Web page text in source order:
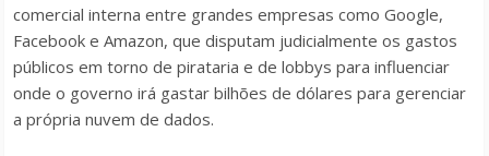
comercial interna entre grandes empresas como Google,
Facebook e Amazon, que disputam judicialmente os gastos
públicos em torno de pirataria e de lobbys para influenciar
onde o governo irá gastar bilhões de dólares para gerenciar
a própria nuvem de dados.